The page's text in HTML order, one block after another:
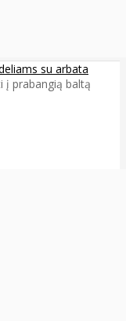
su arbata
į prabangią baltą